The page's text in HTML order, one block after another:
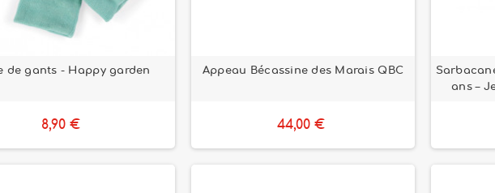
de gants - Happy garden
8,90 €
Appeau Bécassine des Marais QBC
44,00 €
ans –